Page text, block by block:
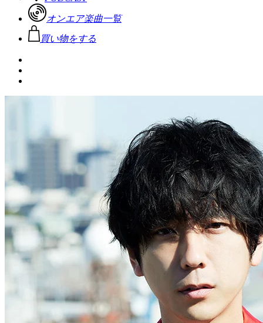
オンエア楽曲一覧
買い物をする